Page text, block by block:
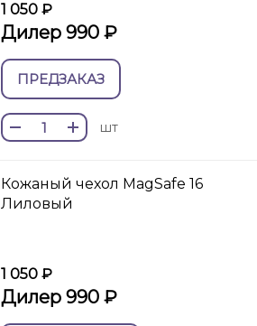
1 050 ₽
Дилер 990 ₽
ПРЕДЗАКАЗ
шт
Кожаный чехол MagSafe 16
Лиловый
1 050 ₽
Дилер 990 ₽